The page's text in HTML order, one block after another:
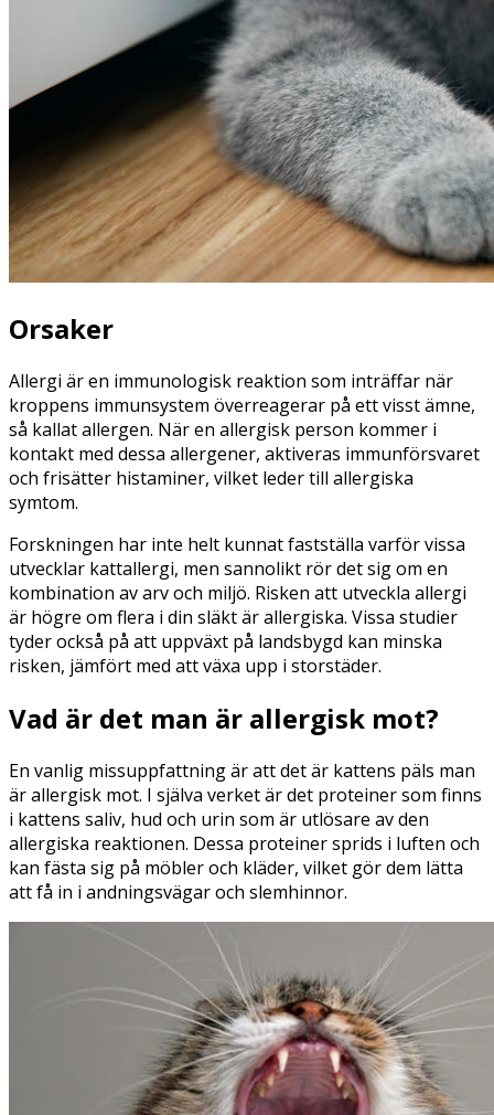
Orsaker
Allergi är en immunologisk reaktion som inträffar när
kroppens immunsystem överreagerar på ett visst ämne,
så kallat allergen. När en allergisk person kommer i
kontakt med dessa allergener, aktiveras immunförsvaret
och frisätter histaminer, vilket leder till allergiska
symtom.
Forskningen har inte helt kunnat fastställa varför vissa
utvecklar kattallergi, men sannolikt rör det sig om en
kombination av arv och miljö. Risken att utveckla allergi
är högre om flera i din släkt är allergiska. Vissa studier
tyder också på att uppväxt på landsbygd kan minska
risken, jämfört med att växa upp i storstäder.
Vad är det man är allergisk mot?
En vanlig missuppfattning är att det är kattens päls man
är allergisk mot. I själva verket är det proteiner som finns
i kattens saliv, hud och urin som är utlösare av den
allergiska reaktionen. Dessa proteiner sprids i luften och
kan fästa sig på möbler och kläder, vilket gör dem lätta
att få in i andningsvägar och slemhinnor.